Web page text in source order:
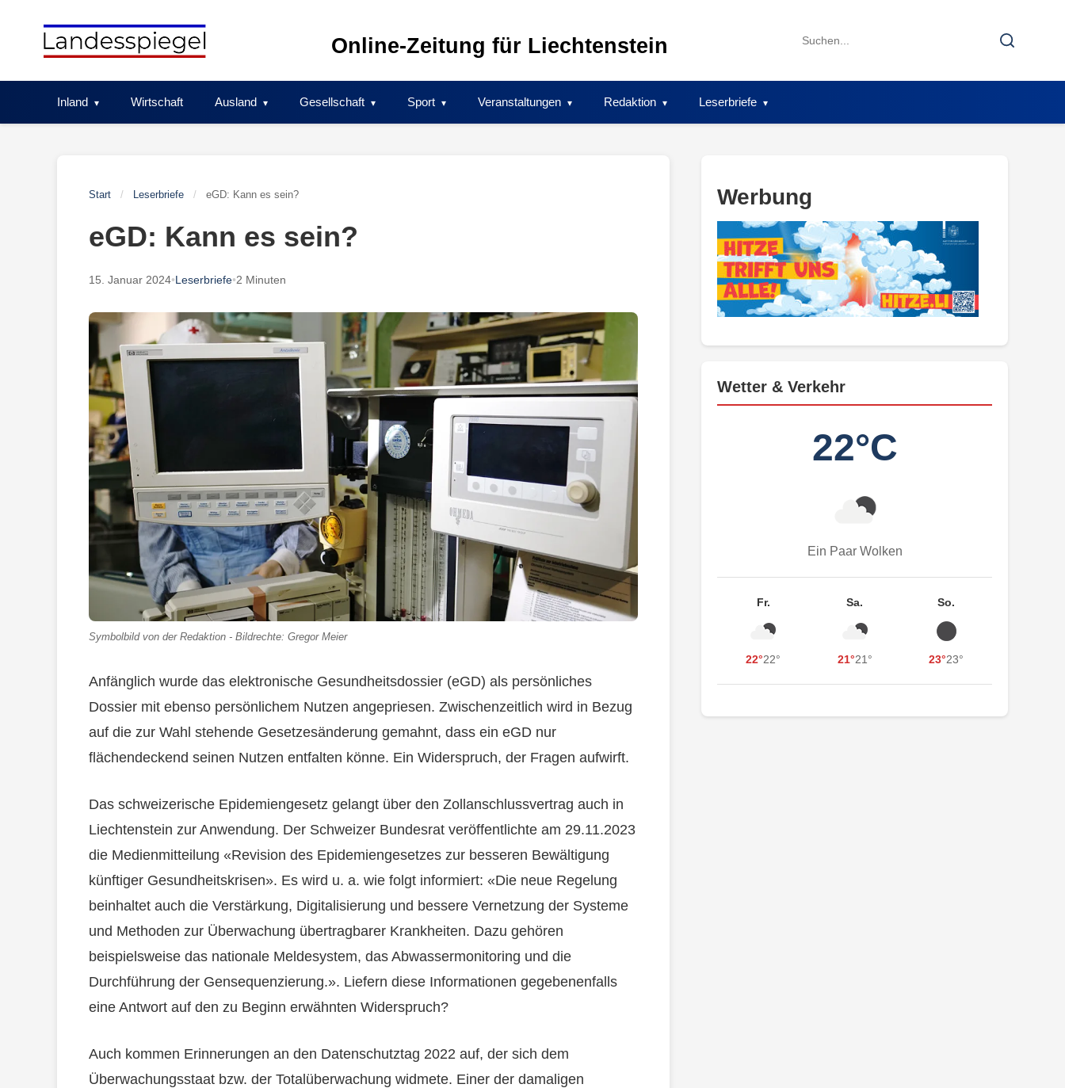
Online-Zeitung für Liechtenstein
Search
Search
Inland Wirtschaft Ausland Gesellschaft Sport Veranstaltungen Redaktion Leserbriefe
Start / Leserbriefe / eGD: Kann es sein?
eGD: Kann es sein?
15. Januar 2024•Leserbriefe•2 Minuten
Symbolbild von der Redaktion - Bildrechte: Gregor Meier
Anfänglich wurde das elektronische Gesundheitsdossier (eGD) als persönliches
Dossier mit ebenso persönlichem Nutzen angepriesen. Zwischenzeitlich wird in Bezug
auf die zur Wahl stehende Gesetzesänderung gemahnt, dass ein eGD nur
flächendeckend seinen Nutzen entfalten könne. Ein Widerspruch, der Fragen aufwirft.
Das schweizerische Epidemiengesetz gelangt über den Zollanschlussvertrag auch in
Liechtenstein zur Anwendung. Der Schweizer Bundesrat veröffentlichte am 29.11.2023
die Medienmitteilung «Revision des Epidemiengesetzes zur besseren Bewältigung
künftiger Gesundheitskrisen». Es wird u. a. wie folgt informiert: «Die neue Regelung
beinhaltet auch die Verstärkung, Digitalisierung und bessere Vernetzung der Systeme
und Methoden zur Überwachung übertragbarer Krankheiten. Dazu gehören
beispielsweise das nationale Meldesystem, das Abwassermonitoring und die
Durchführung der Gensequenzierung.». Liefern diese Informationen gegebenenfalls
eine Antwort auf den zu Beginn erwähnten Widerspruch?
Auch kommen Erinnerungen an den Datenschutztag 2022 auf, der sich dem
Überwachungsstaat bzw. der Totalüberwachung widmete. Einer der damaligen
Werbung
Wetter & Verkehr
22°C
Ein Paar Wolken
Fr.
22°22°
Sa.
21°21°
So.
23°23°